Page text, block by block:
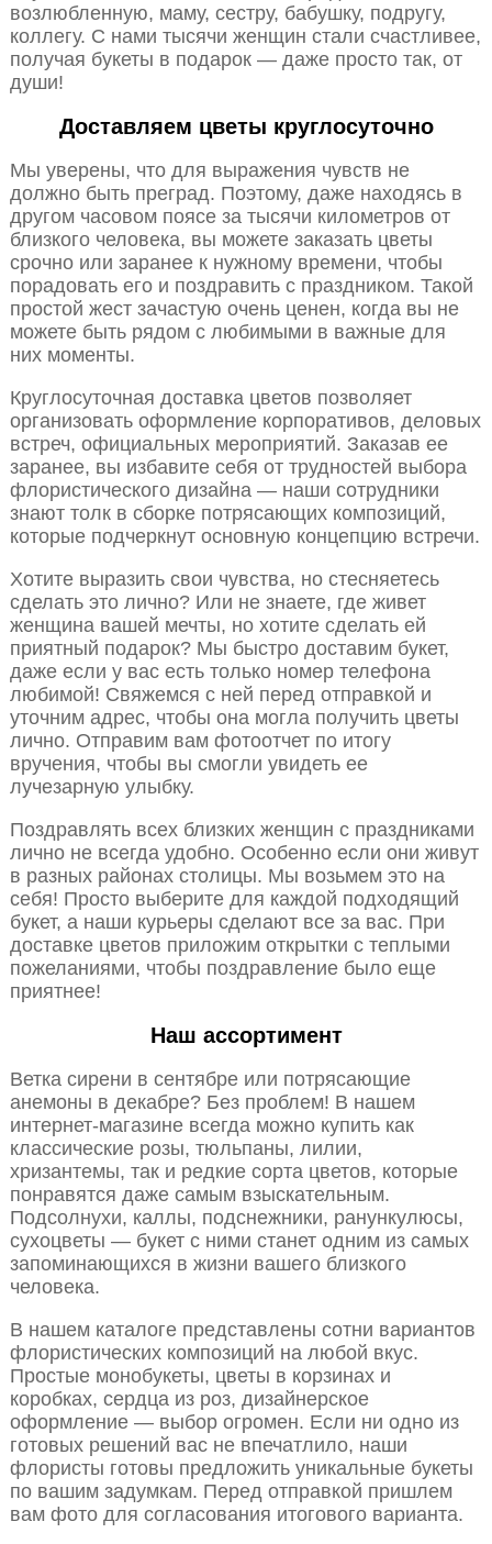
возлюбленную, маму, сестру, бабушку, подругу,
коллегу. С нами тысячи женщин стали счастливее,
получая букеты в подарок — даже просто так, от
души!
Доставляем цветы круглосуточно
Мы уверены, что для выражения чувств не
должно быть преград. Поэтому, даже находясь в
другом часовом поясе за тысячи километров от
близкого человека, вы можете заказать цветы
срочно или заранее к нужному времени, чтобы
порадовать его и поздравить с праздником. Такой
простой жест зачастую очень ценен, когда вы не
можете быть рядом с любимыми в важные для
них моменты.
Круглосуточная доставка цветов позволяет
организовать оформление корпоративов, деловых
встреч, официальных мероприятий. Заказав ее
заранее, вы избавите себя от трудностей выбора
флористического дизайна — наши сотрудники
знают толк в сборке потрясающих композиций,
которые подчеркнут основную концепцию встречи.
Хотите выразить свои чувства, но стесняетесь
сделать это лично? Или не знаете, где живет
женщина вашей мечты, но хотите сделать ей
приятный подарок? Мы быстро доставим букет,
даже если у вас есть только номер телефона
любимой! Свяжемся с ней перед отправкой и
уточним адрес, чтобы она могла получить цветы
лично. Отправим вам фотоотчет по итогу
вручения, чтобы вы смогли увидеть ее
лучезарную улыбку.
Поздравлять всех близких женщин с праздниками
лично не всегда удобно. Особенно если они живут
в разных районах столицы. Мы возьмем это на
себя! Просто выберите для каждой подходящий
букет, а наши курьеры сделают все за вас. При
доставке цветов приложим открытки с теплыми
пожеланиями, чтобы поздравление было еще
приятнее!
Наш ассортимент
Ветка сирени в сентябре или потрясающие
анемоны в декабре? Без проблем! В нашем
интернет-магазине всегда можно купить как
классические розы, тюльпаны, лилии,
хризантемы, так и редкие сорта цветов, которые
понравятся даже самым взыскательным.
Подсолнухи, каллы, подснежники, ранункулюсы,
сухоцветы — букет с ними станет одним из самых
запоминающихся в жизни вашего близкого
человека.
В нашем каталоге представлены сотни вариантов
флористических композиций на любой вкус.
Простые монобукеты, цветы в корзинах и
коробках, сердца из роз, дизайнерское
оформление — выбор огромен. Если ни одно из
готовых решений вас не впечатлило, наши
флористы готовы предложить уникальные букеты
по вашим задумкам. Перед отправкой пришлем
вам фото для согласования итогового варианта.